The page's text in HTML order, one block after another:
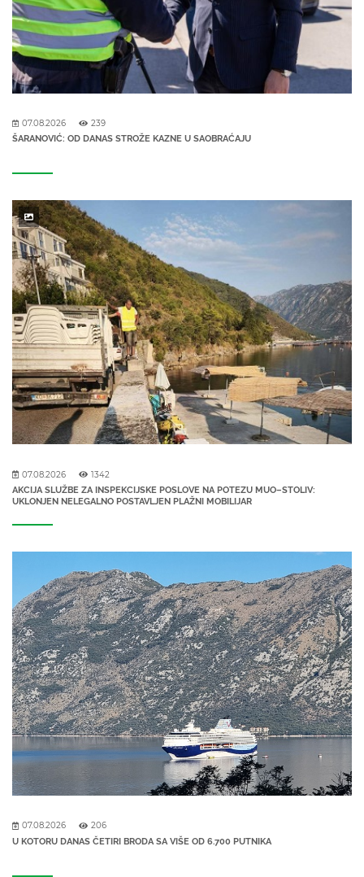
07.08.2026 239
ŠARANOVIĆ: OD DANAS STROŽE KAZNE U SAOBRAĆAJU
07.08.2026 1342
AKCIJA SLUŽBE ZA INSPEKCIJSKE POSLOVE NA POTEZU MUO–STOLIV:
UKLONJEN NELEGALNO POSTAVLJEN PLAŽNI MOBILIJAR
07.08.2026 206
U KOTORU DANAS ČETIRI BRODA SA VIŠE OD 6.700 PUTNIKA